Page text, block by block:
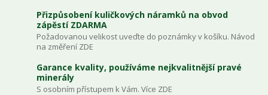
Přizpůsobení kuličkových náramků na obvod
zápěstí ZDARMA
Požadovanou velikost uveďte do poznámky v košíku. Návod
na změření ZDE
Garance kvality, používáme nejkvalitnější pravé
minerály
S osobním přístupem k Vám. Více ZDE